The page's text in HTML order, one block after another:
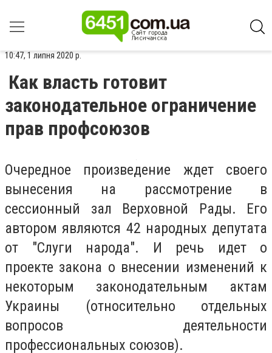
10:47, 1 липня 2020 р.
Как власть готовит
законодательное ограничение
прав профсоюзов
Очередное произведение ждет своего
вынесения на рассмотрение в
сессионный зал Верховной Рады. Его
автором являются 42 народных депутата
от "Слуги народа". И речь идет о
проекте закона о внесении изменений к
некоторым законодательным актам
Украины (относительно отдельных
вопросов деятельности
профессиональных союзов).